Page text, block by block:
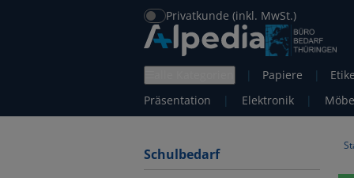
Privatkunde (inkl. MwSt.)
| Papiere |
Präsentation
| Elektronik |
Schulbedarf